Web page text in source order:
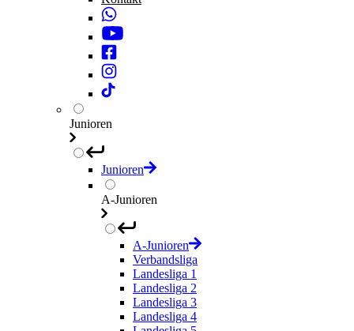
Junioren
Junioren
A-Junioren
A-Junioren
Verbandsliga
Landesliga 1
Landesliga 2
Landesliga 3
Landesliga 4